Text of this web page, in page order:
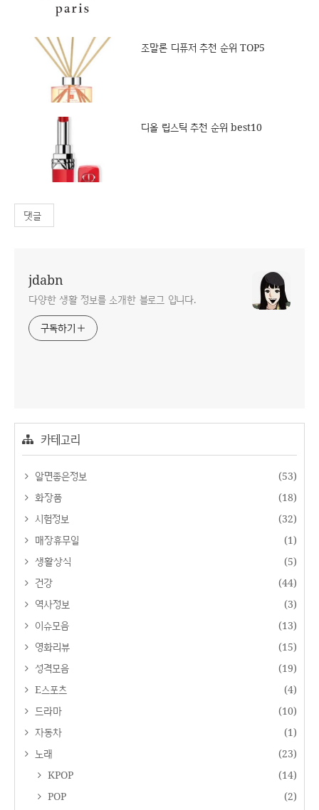
조말론 디퓨저 추천 순위 TOP5
디올 립스틱 추천 순위 best10
댓글
jdabn
다양한 생활 정보를 소개한 블로그 입니다.
구독하기
카테고리
알면좋은정보
(53)
화장품
(18)
시험정보
(32)
매장휴무일
(1)
생활상식
(5)
건강
(44)
역사정보
(3)
이슈모음
(13)
영화리뷰
(15)
성격모음
(19)
E스포츠
(4)
드라마
(10)
자동차
(1)
노래
(23)
KPOP
(14)
POP
(2)